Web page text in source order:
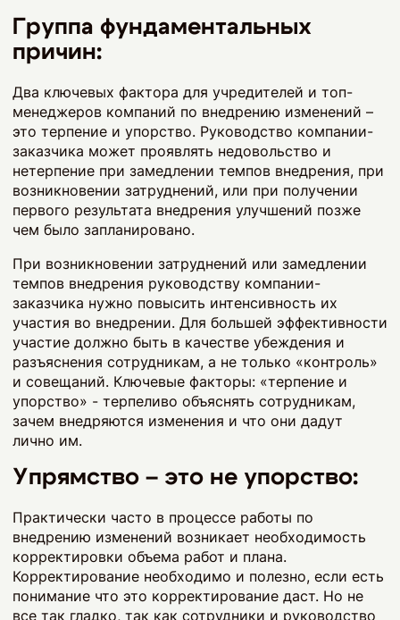
Группа фундаментальных
причин:
Два ключевых фактора для учредителей и топ-
менеджеров компаний по внедрению изменений –
это терпение и упорство. Руководство компании-
заказчика может проявлять недовольство и
нетерпение при замедлении темпов внедрения, при
возникновении затруднений, или при получении
первого результата внедрения улучшений позже
чем было запланировано.
При возникновении затруднений или замедлении
темпов внедрения руководству компании-
заказчика нужно повысить интенсивность их
участия во внедрении. Для большей эффективности
участие должно быть в качестве убеждения и
разъяснения сотрудникам, а не только «контроль»
и совещаний. Ключевые факторы: «терпение и
упорство» - терпеливо объяснять сотрудникам,
зачем внедряются изменения и что они дадут
лично им.
Упрямство – это не упорство:
Практически часто в процессе работы по
внедрению изменений возникает необходимость
корректировки объема работ и плана.
Корректирование необходимо и полезно, если есть
понимание что это корректирование даст. Но не
все так гладко, так как сотрудники и руководство